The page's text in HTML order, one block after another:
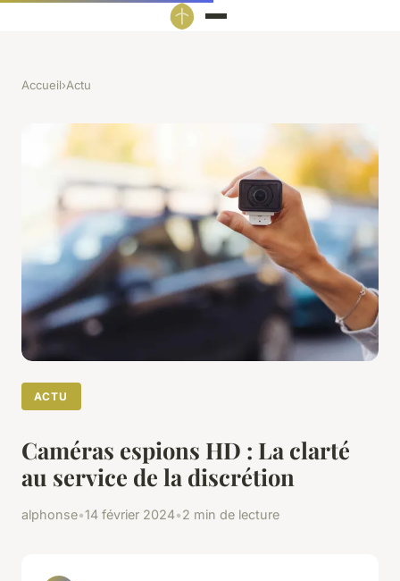
Accueil›Actu
ACTU
Caméras espions HD : La clarté
au service de la discrétion
alphonse•14 février 2024•2 min de lecture